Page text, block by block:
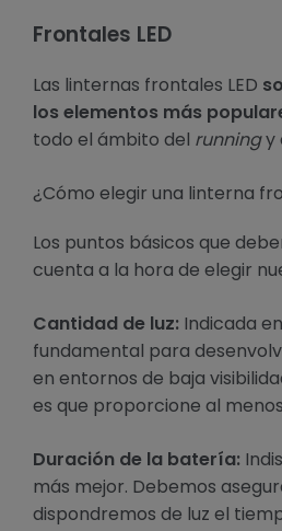
Frontales LED
Las linternas frontales LED
los elementos más
todo el ámbito del runningy
¿Cómo elegir una linterna
Los puntos básicos que
cuenta a la hora de elegir
Cantidad de luz: Indicada
fundamental para
en entornos de baja
es que proporcione al
Duración de la batería:
más mejor. Debemos
dispondremos de luz el